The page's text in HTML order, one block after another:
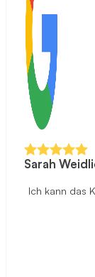
Sarah
Ich kann das